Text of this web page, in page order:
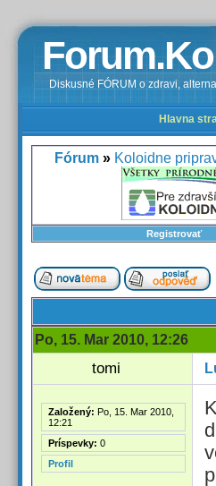
Diskusné FÓRUM o zdravi,
Hlavna
Fórum » Koloidne
Registrovať
Po, 15. Mar 2010, 12:26
tomi
Založený: Po, 15. Mar 2010,
12:21
Príspevky: 0
Profil